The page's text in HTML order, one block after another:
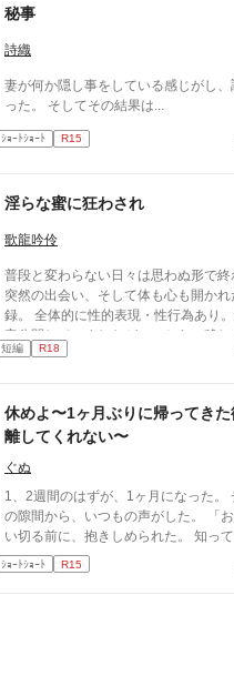
秘事
詩織
妻が何か隠し事をしている感じがし
った。 そしてその結果は...
ｼｮｰﾄｼｮｰﾄ R15
淫らな蜜に狂わされ
歌龍吟伶
普段と変わらない日々は思わぬ形で終
突然の出会い、そして体も心も開か
録。 全体的に性的表現・性行為あり。 他所で知人限
定公開していましたが、こちらに移
完結済みです。
短編 R18
休めよ〜1ヶ月ぶりに帰ってき
離してくれない〜
ぐぬ
1、2週間のはずが、1ヶ月になった。
の隙間から、いつもの声がした。 「
い切る前に、抱きしめられた。 知っ
知らない匂いが混じっていた。
ｼｮｰﾄｼｮｰﾄ R15